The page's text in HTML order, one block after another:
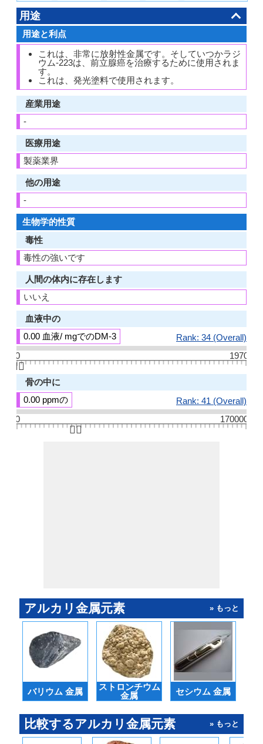
用途
用途と利点
これは、非常に放射性金属です。そしていつかラジ
ウム-223は、前立腺癌を治療するために使用されま
す。
これは、発光塗料で使用されます。
産業用途
-
医療用途
製薬業界
他の用途
-
生物学的性質
毒性
毒性の強いです
人間の体内に存在します
いいえ
血液中の
0.00 血液/ mgでのDM-3
Rank: 34 (Overall)
0
1970
👆🏻
骨の中に
0.00 ppmの
Rank: 41 (Overall)
0
170000
👆🏻
アルカリ金属元素 » もっと
バリウム 金属
ストロンチウム
金属
セシウム 金属
比較するアルカリ金属元素 » もっと